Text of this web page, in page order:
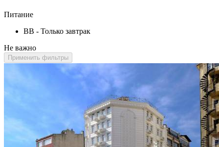
Питание
BB - Только завтрак
Не важно
Применить фильтры